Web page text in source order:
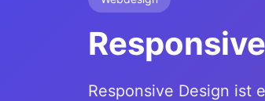
Responsive Design ist